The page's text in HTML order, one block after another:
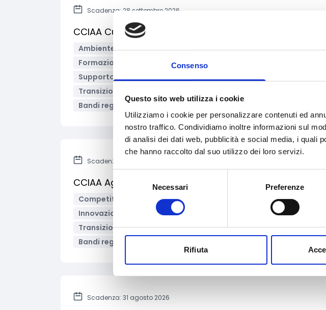
Consenso
Questo sito web utilizza i cookie
Utilizziamo i cookie per personalizzare contenuti ed
nostro traffico. Condividiamo inoltre informazioni sul
di analisi dei dati web, pubblicità e social media, i quali
che hanno raccolto dal suo utilizzo dei loro servizi.
del
consenso
Necessari Preferenze
Rifiuta
Scadenza: 28 settembre 2026
CCIAA Cuneo – Bando ESG e transizione energetica
Ambiente e Sviluppo sostenibile Consulenza specializzata
Formazione e lavoro
Innovazione tecnologica,
Supporto alle imprese
Sviluppo e promozione territoriale
Transizione energetica
Bandi regionali / locali
Scadenza: 30 settembre 2026
CCIAA Agrigento - Bando Voucher Doppia Transizione
Competitività imprese
Consulenza specializzata
Innovazione tecnologica, digitalizzazione, ICT
Supporto alle
Transizione ecologica
Transizione energetica Micro-
Bandi regionali / locali
Scadenza: 31 agosto 2026